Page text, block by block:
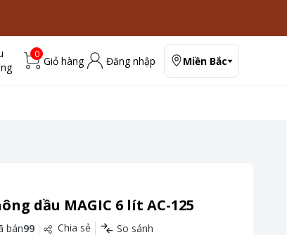
0
Giỏ hàng Đăng nhập Miền Bắc
dầu MAGIC 6 lít AC-125
bán99 Chia sẻ So sánh